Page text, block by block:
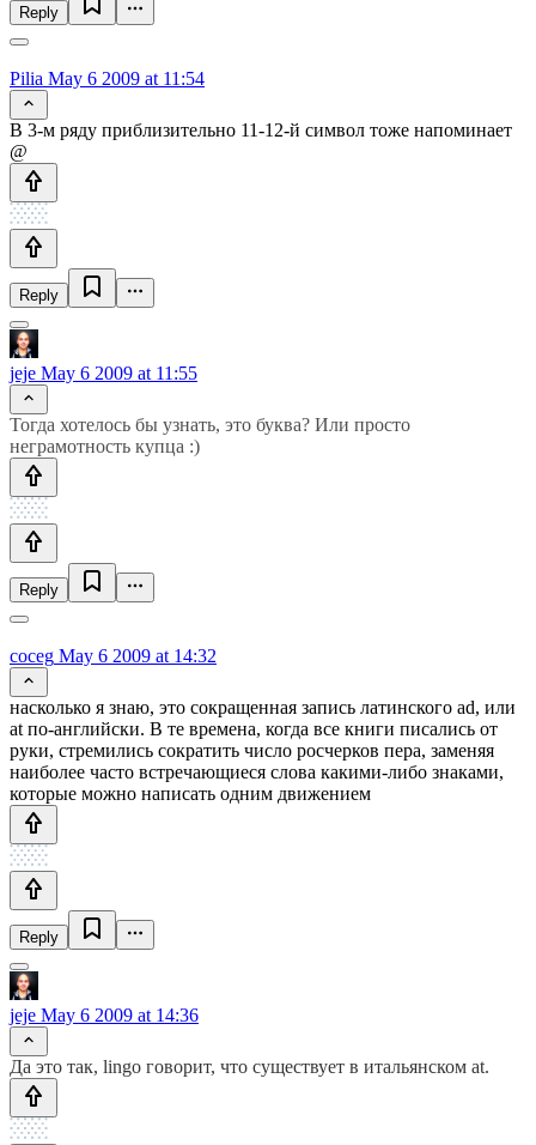
Reply
Pilia May 6 2009 at 11:54
В 3-м ряду приблизительно 11-12-й символ тоже напоминает
@
Reply
jeje May 6 2009 at 11:55
Тогда хотелось бы узнать, это буква? Или просто
неграмотность купца :)
Reply
coceg May 6 2009 at 14:32
насколько я знаю, это сокращенная запись латинского ad, или
at по-английски. В те времена, когда все книги писались от
руки, стремились сократить число росчерков пера, заменяя
наиболее часто встречающиеся слова какими-либо знаками,
которые можно написать одним движением
Reply
jeje May 6 2009 at 14:36
Да это так, lingo говорит, что существует в итальянском at.